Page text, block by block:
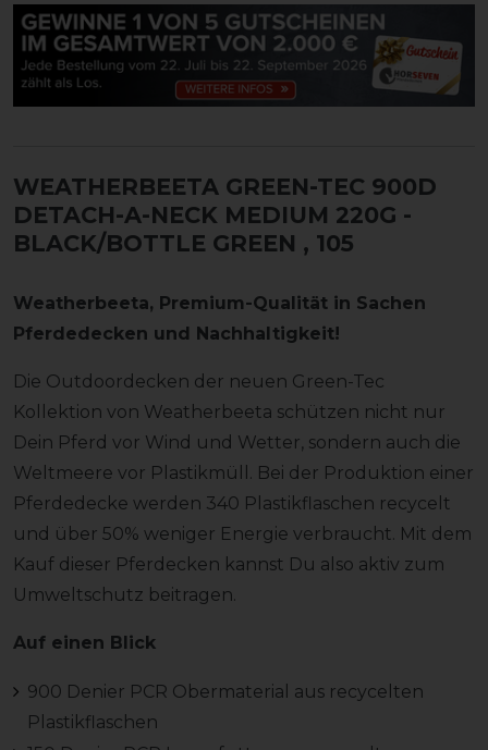
WEATHERBEETA GREEN-TEC 900D
DETACH-A-NECK MEDIUM 220G -
BLACK/BOTTLE GREEN , 105
Weatherbeeta, Premium-Qualität in Sachen
Pferdedecken und Nachhaltigkeit!
Die Outdoordecken der neuen Green-Tec
Kollektion von Weatherbeeta schützen nicht nur
Dein Pferd vor Wind und Wetter, sondern auch die
Weltmeere vor Plastikmüll. Bei der Produktion einer
Pferdedecke werden 340 Plastikflaschen recycelt
und über 50% weniger Energie verbraucht. Mit dem
Kauf dieser Pferdecken kannst Du also aktiv zum
Umweltschutz beitragen.
Auf einen Blick
900 Denier PCR Obermaterial aus recycelten
Plastikflaschen